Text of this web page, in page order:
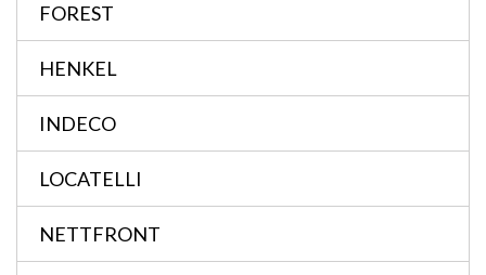
FOREST
HENKEL
INDECO
LOCATELLI
NETTFRONT